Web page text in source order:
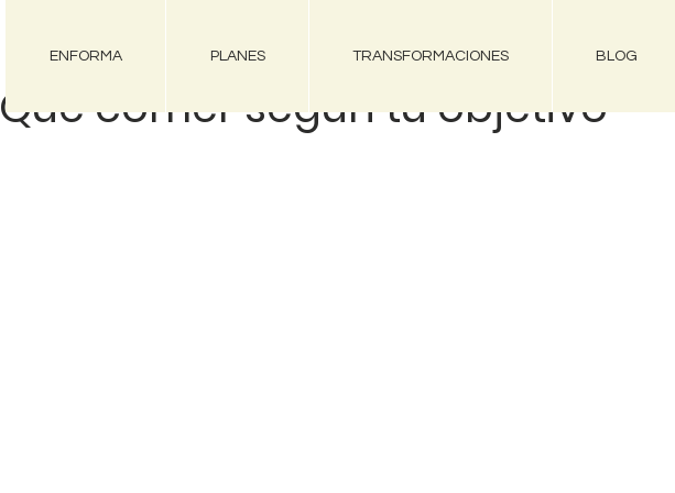
ENFORMA PLANES TRANSFORMACIONES BLOG
Qué comer según tu objetivo